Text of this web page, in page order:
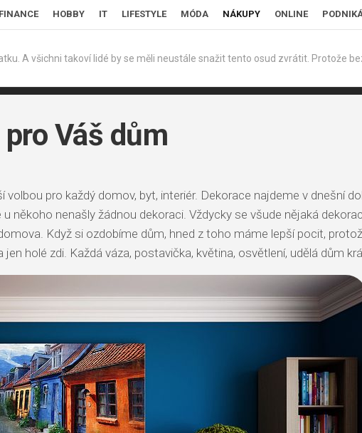
FINANCE HOBBY IT LIFESTYLE MÓDA NÁKUPY ONLINE
A všichni takoví lidé by se měli neustále snažit tento osud zvrátit. Protože
Váš dům
pro každý domov, byt, interiér. Dekorace najdeme v dnešní
někoho nenašly žádnou dekoraci. Vždycky se všude nějaká
Když si ozdobíme dům, hned z toho máme lepší pocit,
holé zdi. Každá váza, postavička, květina, osvětlení, udělá dům